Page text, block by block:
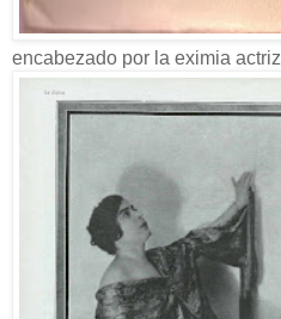
encabezado por la eximia actriz